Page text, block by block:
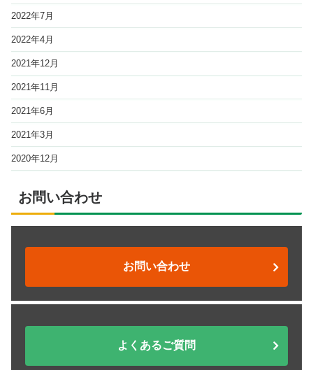
2022年7月
2022年4月
2021年12月
2021年11月
2021年6月
2021年3月
2020年12月
お問い合わせ
お問い合わせ
よくあるご質問